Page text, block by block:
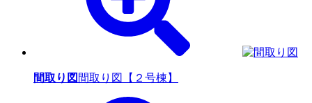
間取り図 間取り図【２号棟】